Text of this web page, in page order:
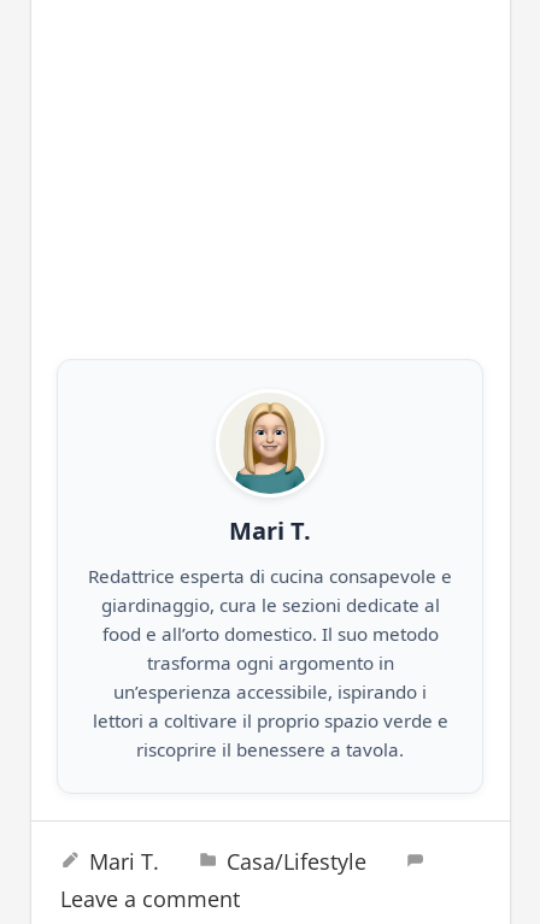
Mari T.
Redattrice esperta di cucina consapevole e
giardinaggio, cura le sezioni dedicate al
food e all’orto domestico. Il suo metodo
trasforma ogni argomento in
un’esperienza accessibile, ispirando i
lettori a coltivare il proprio spazio verde e
riscoprire il benessere a tavola.
credenze
pietre
27 Maggio 2025
Mari T.
Casa/Lifestyle
Leave a comment